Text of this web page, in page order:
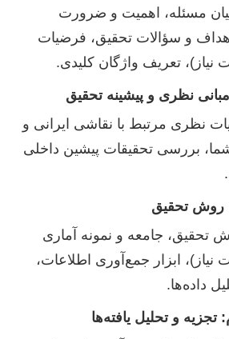
مسئله، اهمیت و ضرورت
و سؤالات تحقیق، فرضیات
نیاز)، تعریف واژگان کلیدی.
نظری و پیشینه تحقیق
نظری مرتبط با نقاشی ایرانی و
بررسی تحقیقات پیشین داخلی
تحقیق
تحقیق، جامعه و نمونه آماری
ابزار جمع‌آوری اطلاعات،
داده‌ها.
و تحلیل یافته‌ها